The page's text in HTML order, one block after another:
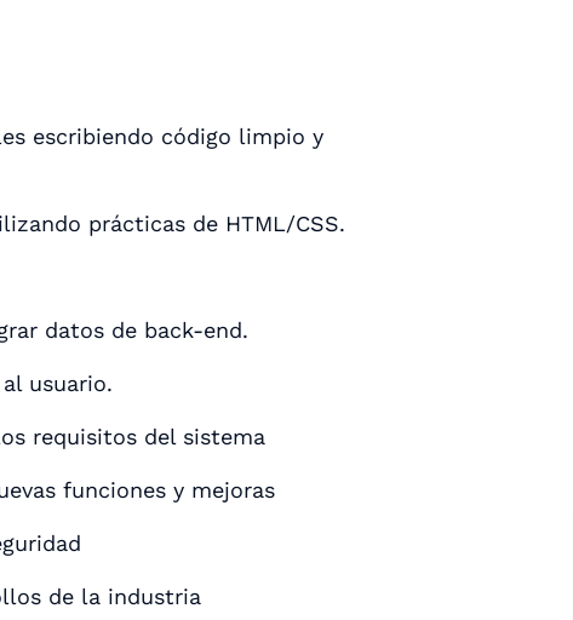
escribiendo código limpio y
prácticas de HTML/CSS.
datos de back-end.
usuario.
requisitos del sistema
funciones y mejoras
de la industria